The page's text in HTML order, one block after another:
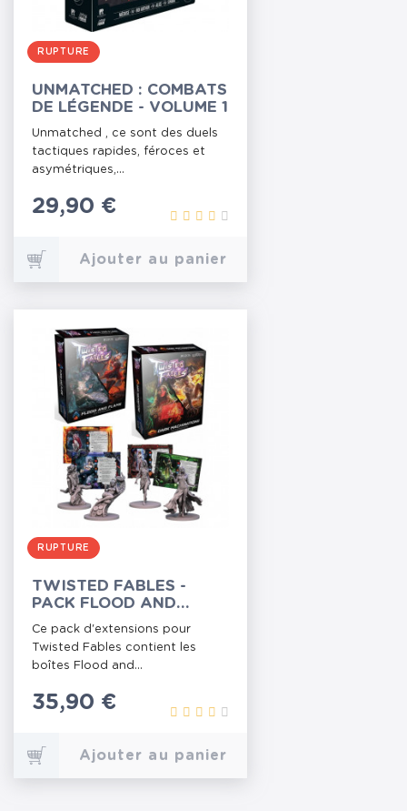
RUPTURE
UNMATCHED : COMBATS
DE LÉGENDE - VOLUME 1
Unmatched , ce sont des duels
tactiques rapides, féroces et
asymétriques,...
Prix
29,90 €
Ajouter au panier
RUPTURE
TWISTED FABLES -
PACK FLOOD AND
FLAME ET DARK
MACHINATIONS VF
Ce pack d'extensions pour
Twisted Fables contient les
boîtes Flood and...
Prix
35,90 €
Ajouter au panier